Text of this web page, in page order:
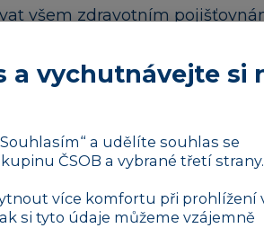
všem zdravotním
základech, úhrnné výši
zdravotní pojišťovny, přičemž
základem v daném měsíci.
se posílá současně s
měsíce.
OZP
a vychutnávejte si
a udělíte souhlas se
ČSOB a vybrané třetí strany.
více komfortu při prohlížení
si tyto údaje můžeme vzájemně